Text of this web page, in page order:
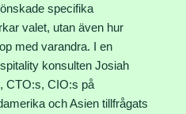
specifika
valet, utan även hur
med varandra. I en
konsulten Josiah
CTO:s, CIO:s på
och Asien tillfrågats